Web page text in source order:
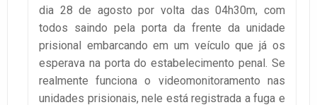
dia 28 de agosto por volta das 04h30m, com
todos saindo pela porta da frente da unidade
prisional embarcando em um veículo que já os
esperava na porta do estabelecimento penal. Se
realmente funciona o videomonitoramento nas
unidades prisionais, nele está registrada a fuga e